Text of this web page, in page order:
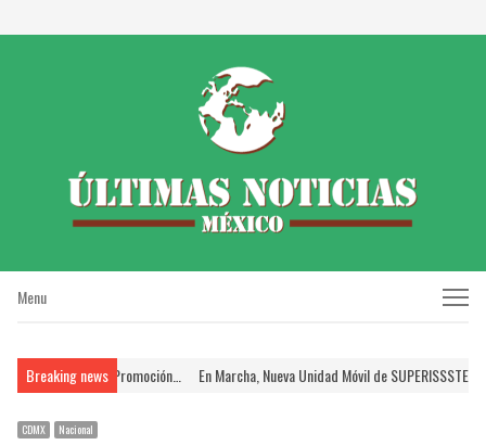
Menu
Menu
Breaking news
el Proceso de Promoción… En Marcha, Nueva Unidad Móvil de SUPERISSSTE;
CDMX Nacional